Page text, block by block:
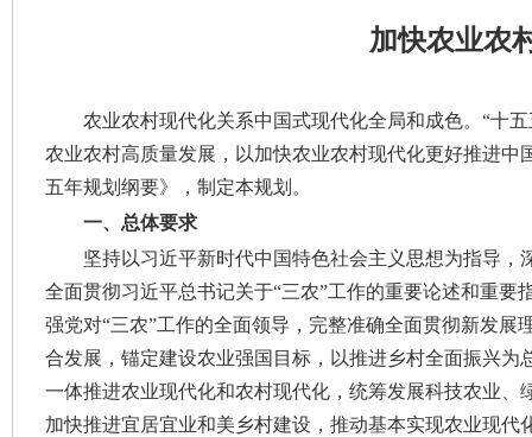
加快农业农
农业农村现代化关系中国式现代化全局和成色。“十
农业农村高质量发展，以加快农业农村现代化更好推进
五年规划纲要》，制定本规划。
一、总体要求
坚持以习近平新时代中国特色社会主义思想为指导
全面贯彻习近平总书记关于“三农”工作的重要论述和重
强党对“三农”工作的全面领导，完整准确全面贯彻新发
合发展，锚定建设农业强国目标，以推进乡村全面振兴
一体推进农业现代化和农村现代化，统筹发展科技农业
加快推进宜居宜业和美乡村建设，推动基本实现农业现